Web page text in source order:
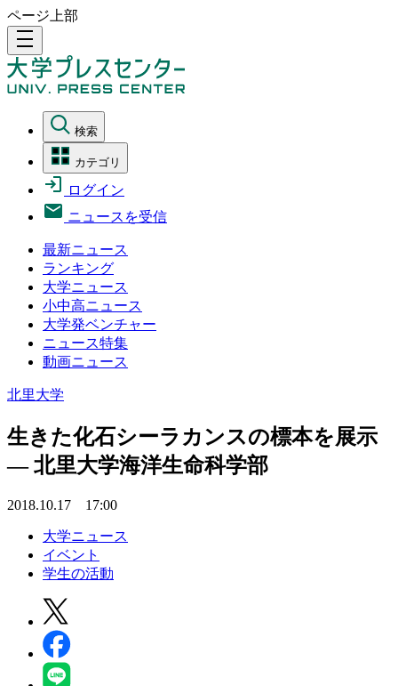
ページ上部
density_medium
検索
カテゴリ
ログイン
ニュースを受信
最新ニュース
ランキング
大学ニュース
小中高ニュース
大学発ベンチャー
ニュース特集
動画ニュース
北里大学
生きた化石シーラカンスの標本を展示
— 北里大学海洋生命科学部
2018.10.17 17:00
大学ニュース
イベント
学生の活動